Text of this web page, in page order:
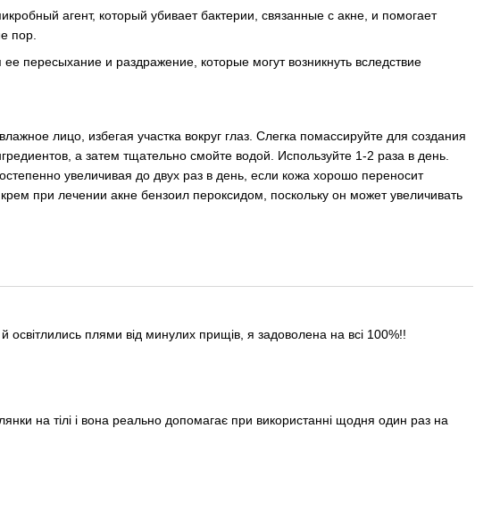
агент, который убивает бактерии, связанные с акне, и помогает
пор.
пересыхание и раздражение, которые могут возникнуть вследствие
лицо, избегая участка вокруг глаз. Слегка помассируйте для создания
а затем тщательно смойте водой. Используйте 1-2 раза в день.
увеличивая до двух раз в день, если кожа хорошо переносит
при лечении акне бензоил пероксидом, поскольку он может увеличивать
освітлились плями від минулих прищів, я задоволена на всі 100%!!
на тілі і вона реально допомагає при використанні щодня один раз на